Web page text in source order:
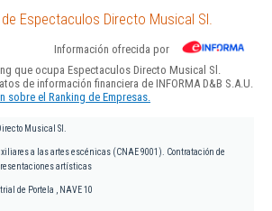
Espectaculos Directo Musical Sl.
Información ofrecida por
que ocupa Espectaculos Directo Musical Sl.
de información financiera de INFORMA D&B S.A.U.
sobre el Ranking de Empresas.
Musical Sl.
a las artes escénicas (CNAE 9001). Contratación de
artísticas
de Portela , NAVE 10